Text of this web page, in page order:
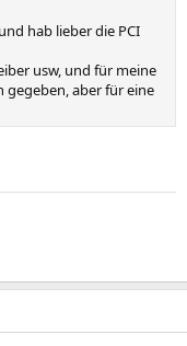
hab lieber die PCI
usw, und für meine
gegeben, aber für eine